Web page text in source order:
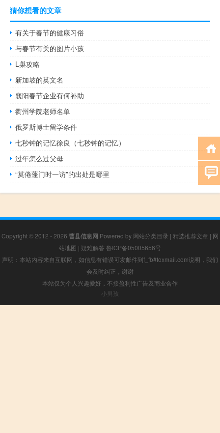
猜你想看的文章
有关于春节的健康习俗
与春节有关的图片小孩
L巢攻略
新加坡的英文名
襄阳春节企业有何补助
衢州学院老师名单
俄罗斯博士留学条件
七秒钟的记忆徐良（七秒钟的记忆）
过年怎么过父母
“莫倦蓬门时一访”的出处是哪里
Copyright © 2012 - 2026 曹县信息网 Powered by 网站分类目录 | 精选推荐文章 | 网
站地图 | 疑难解答 鲁ICP备05005656号
声明：本站内容来自互联网，如信息有错误可发邮件到f_fb#foxmail.com说明，我们
会及时纠正，谢谢
本站仅为个人兴趣爱好，不接盈利性广告及商业合作
小男孩